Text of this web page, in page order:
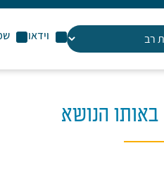
וידאו
באותו הנושא